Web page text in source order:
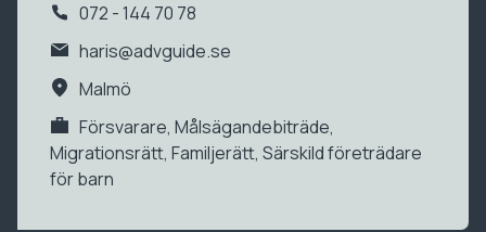
072 - 144 70 78
haris@advguide.se
Malmö
Försvarare, Målsägandebiträde,
Migrationsrätt, Familjerätt, Särskild företrädare
för barn